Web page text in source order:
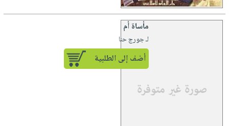
مأساة أم
لـ جورج حنا
أضف إلى الطلبية